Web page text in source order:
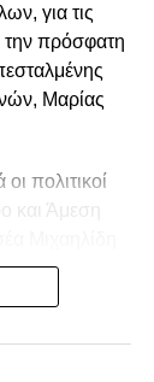
για τις
την πρόσφατη
Μαρίας
πολιτικοί
και Άμεση
με